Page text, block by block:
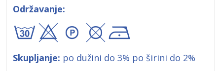
Održavanje:
axA\!
Skupljanje: po dužini do 3% po širini do 2%